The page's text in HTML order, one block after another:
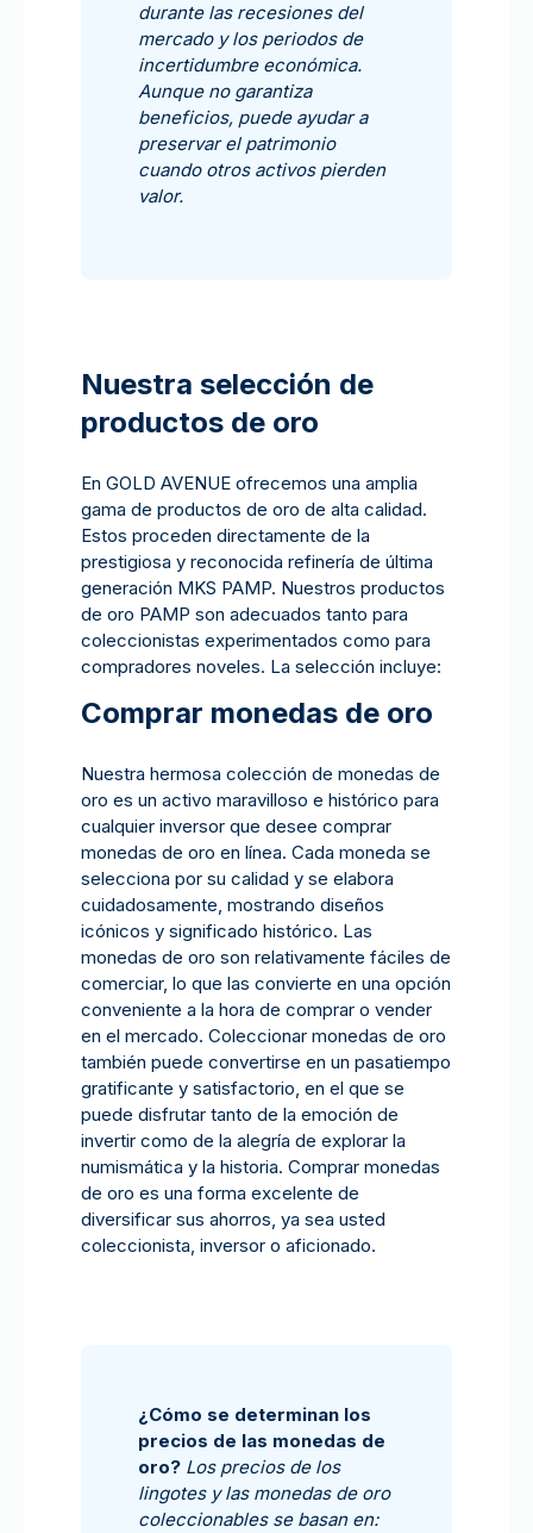
durante las recesiones del
mercado y los periodos de
incertidumbre económica.
Aunque no garantiza
beneficios, puede ayudar a
preservar el patrimonio
cuando otros activos pierden
valor.
Nuestra selección de
productos de oro
En GOLD AVENUE ofrecemos una amplia
gama de productos de oro de alta calidad.
Estos proceden directamente de la
prestigiosa y reconocida refinería de última
generación MKS PAMP. Nuestros productos
de oro PAMP son adecuados tanto para
coleccionistas experimentados como para
compradores noveles. La selección incluye:
Comprar monedas de oro
Nuestra hermosa colección de monedas de
oro es un activo maravilloso e histórico para
cualquier inversor que desee comprar
monedas de oro en línea. Cada moneda se
selecciona por su calidad y se elabora
cuidadosamente, mostrando diseños
icónicos y significado histórico. Las
monedas de oro son relativamente fáciles de
comerciar, lo que las convierte en una opción
conveniente a la hora de comprar o vender
en el mercado. Coleccionar monedas de oro
también puede convertirse en un pasatiempo
gratificante y satisfactorio, en el que se
puede disfrutar tanto de la emoción de
invertir como de la alegría de explorar la
numismática y la historia. Comprar monedas
de oro es una forma excelente de
diversificar sus ahorros, ya sea usted
coleccionista, inversor o aficionado.
¿Cómo se determinan los
precios de las monedas de
oro? Los precios de los
lingotes y las monedas de oro
coleccionables se basan en: